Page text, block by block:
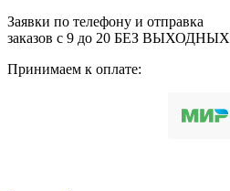
Заявки по телефону и отправка
заказов с 9 до 20 БЕЗ ВЫХОДНЫХ
Принимаем к оплате: